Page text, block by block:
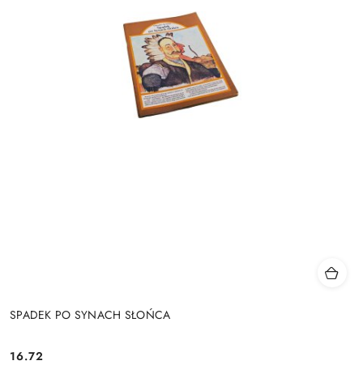
SPADEK PO SYNACH SŁOŃCA
16.72